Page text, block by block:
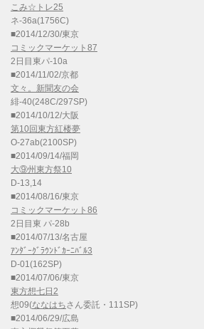
こみ☆トレ25
ネ-36a(1756C)
■2014/12/30/東京
コミックマーケット87
2日目東パ-10a
■2014/11/02/京都
文々。新聞友の会
緋-40(248C/297SP)
■2014/10/12/大阪
第10回東方紅楼夢
O-27ab(2100SP)
■2014/09/14/福岡
大⑨州東方祭10
D-13,14
■2014/08/16/東京
コミックマーケット86
2日目東 パ-28b
■2014/07/13/名古屋
ｱﾝﾀﾞｰｸﾞﾗｳﾝﾄﾞｶｰﾆﾊﾞﾙ3
D-01(162SP)
■2014/07/06/東京
東方想七日2
想09(ななはちさん委託・111SP)
■2014/06/29/広島